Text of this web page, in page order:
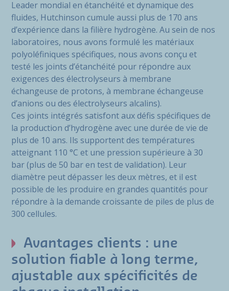
Leader mondial en étanchéité et dynamique des
fluides, Hutchinson cumule aussi plus de 170 ans
d’expérience dans la filière hydrogène. Au sein de nos
laboratoires, nous avons formulé les matériaux
polyoléfiniques spécifiques, nous avons conçu et
testé les joints d’étanchéité pour répondre aux
exigences des électrolyseurs à membrane
échangeuse de protons, à membrane échangeuse
d’anions ou des électrolyseurs alcalins).
Ces joints intégrés satisfont aux défis spécifiques de
la production d’hydrogène avec une durée de vie de
plus de 10 ans. Ils supportent des températures
atteignant 110 °C et une pression supérieure à 30
bar (plus de 50 bar en test de validation). Leur
diamètre peut dépasser les deux mètres, et il est
possible de les produire en grandes quantités pour
répondre à la demande croissante de piles de plus de
300 cellules.
Avantages clients : une
solution fiable à long terme,
ajustable aux spécificités de